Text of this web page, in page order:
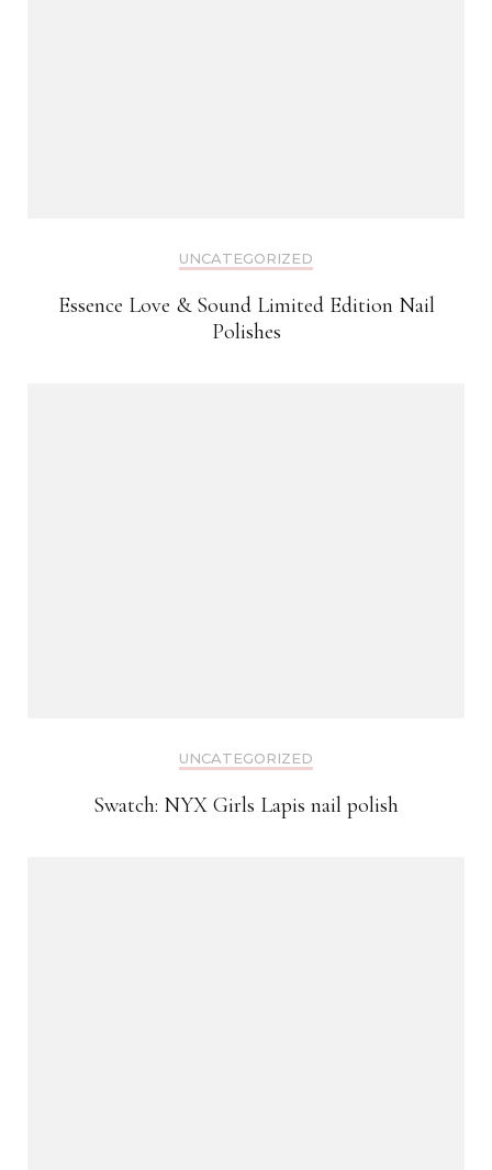
UNCATEGORIZED
Essence Love & Sound Limited Edition Nail
Polishes
UNCATEGORIZED
Swatch: NYX Girls Lapis nail polish